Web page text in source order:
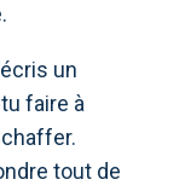
un
faire à
tout de